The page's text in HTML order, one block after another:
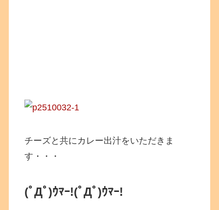
チーズと共にカレー出汁をいただきま
す・・・
(ﾟДﾟ)ｳﾏｰ!(ﾟДﾟ)ｳﾏｰ!